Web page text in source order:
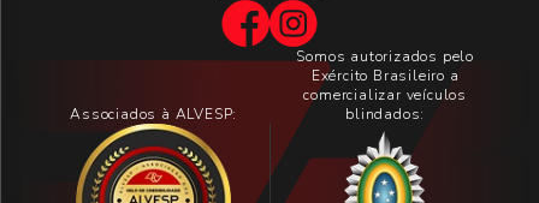
Associados à ALVESP:
Somos autorizados pelo
Exército Brasileiro a
comercializar veículos
blindados: